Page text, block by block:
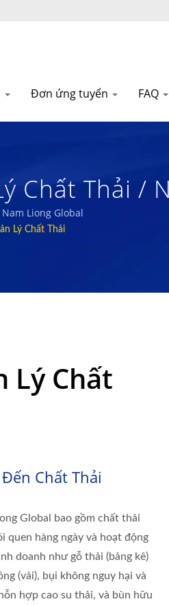
Đơn ứng tuyển FAQ
Chất Thải /
Vật Liệu
Liong Global
Lý Chất Thải
Lý Chất
Chất Thải
Global bao gồm chất thải
quen hàng ngày và hoạt động
doanh như gỗ thải (bảng kê)
(vải), bụi không nguy hại và
hợp cao su thải, và bùn hữu